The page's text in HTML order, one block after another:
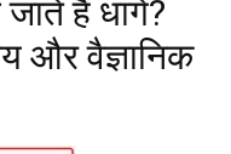
हैं धागे?
और वैज्ञानिक